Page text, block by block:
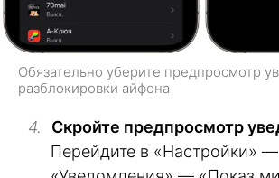
Обязательно уберите предпросмотр
разблокировки айфона
Скройте предпросмотр
Перейдите в «Настройки» —